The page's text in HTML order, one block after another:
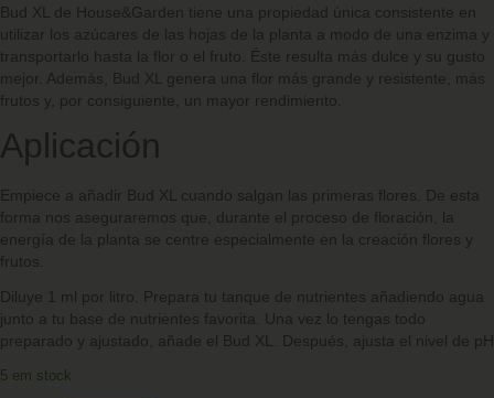
Bud XL de House&Garden tiene una propiedad única consistente en
utilizar los azúcares de las hojas de la planta a modo de una enzima y
transportarlo hasta la flor o el fruto. Éste resulta más dulce y su gusto
mejor. Además, Bud XL genera una flor más grande y resistente, más
frutos y, por consiguiente, un mayor rendimiento.
Aplicación
Empiece a añadir Bud XL cuando salgan las primeras flores. De esta
forma nos aseguraremos que, durante el proceso de floración, la
energía de la planta se centre especialmente en la creación flores y
frutos.
Diluye 1 ml por litro. Prepara tu tanque de nutrientes añadiendo agua
junto a tu base de nutrientes favorita. Una vez lo tengas todo
preparado y ajustado, añade el Bud XL. Después, ajusta el nivel de pH
5 em stock